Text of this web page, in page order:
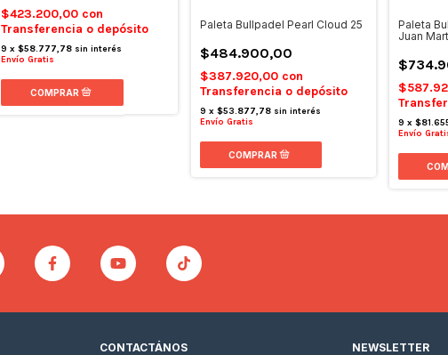
$423.200,00 con
Transferencia o depósito
9 x$58.777,78 sin interés
Envío Gratis
Paleta Bullpadel Pearl Cloud 25
$484.900,00
$387.920,00 con
Transferencia o depósito
9 x $53.877,78 sin interés
Envío Gratis
Paleta
Juan
9 x
Envío
CONTACTÁNOS NEWSLETTER